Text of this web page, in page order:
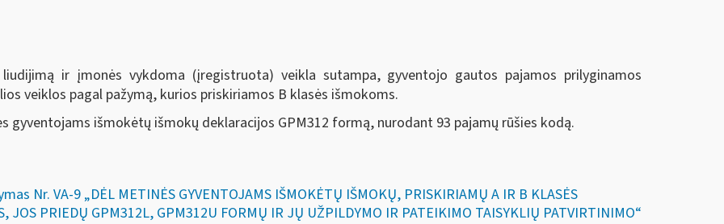
ir įmonės vykdoma (įregistruota) veikla sutampa, gyventojo gautos pajamos prilyginamos
veiklos pagal pažymą, kurios priskiriamos B klasės išmokoms.
išmokėtų išmokų deklaracijos GPM312 formą, nurodant 93 pajamų rūšies kodą.
Nr. VA-9 „DĖL METINĖS GYVENTOJAMS IŠMOKĖTŲ IŠMOKŲ, PRISKIRIAMŲ A IR B KLASĖS
JOS PRIEDŲ GPM312L, GPM312U FORMŲ IR JŲ UŽPILDYMO IR PATEIKIMO TAISYKLIŲ PATVIRTINIMO“